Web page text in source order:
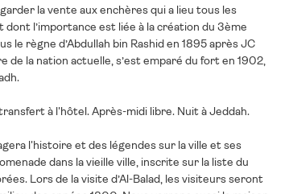
la vente aux enchères qui a lieu tous les
l’importance est liée à la création du 3ème
le règne d’Abdullah bin Rashid en 1895 après JC
de la nation actuelle, s’est emparé du fort en 1902,
à l'hôtel. Après-midi libre. Nuit à Jeddah.
l'histoire et des légendes sur la ville et ses
dans la vieille ville, inscrite sur la liste du
Lors de la visite d’Al-Balad, les visiteurs seront